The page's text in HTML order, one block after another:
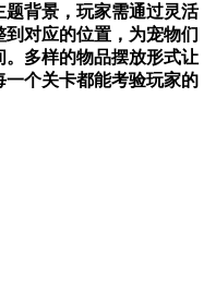
背景，玩家需通过灵活
对应的位置，为宠物们
多样的物品摆放形式让
个关卡都能考验玩家的